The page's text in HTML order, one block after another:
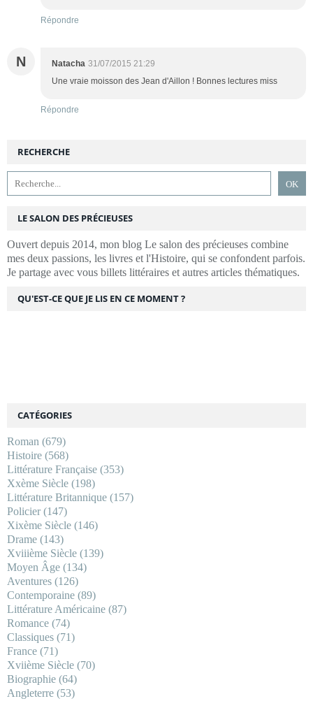
Répondre
N Natacha 31/07/2015 21:29
Une vraie moisson des Jean d'Aillon ! Bonnes lectures miss
Répondre
RECHERCHE
LE SALON DES PRÉCIEUSES
Ouvert depuis 2014, mon blog Le salon des précieuses combine
mes deux passions, les livres et l'Histoire, qui se confondent parfois.
Je partage avec vous billets littéraires et autres articles thématiques.
CATÉGORIES
Roman (679)
Histoire (568)
Littérature Française (353)
Xxème Siècle (198)
Littérature Britannique (157)
Policier(147)
Xixème Siècle (146)
Drame (143)
Xviiième Siècle (139)
Moyen Âge (134)
Aventures (126)
Contemporaine (89)
Littérature Américaine (87)
Romance (74)
Classiques (71)
France (71)
Xviième Siècle (70)
Biographie (64)
Angleterre (53)
QU'EST-CE QUE JE LIS EN CE MOMENT ?